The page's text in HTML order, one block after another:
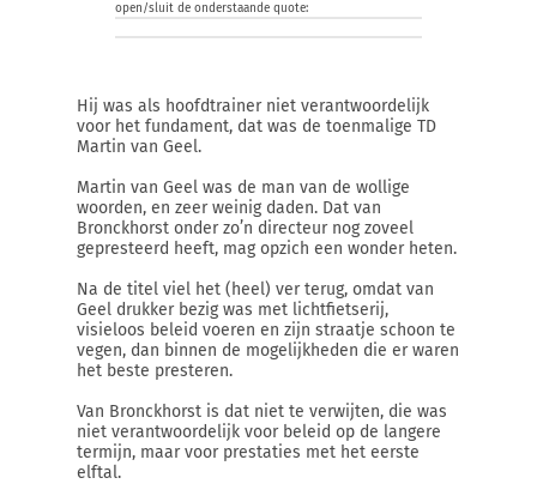
open/sluit de onderstaande quote:
Hij was als hoofdtrainer niet verantwoordelijk
voor het fundament, dat was de toenmalige TD
Martin van Geel.
Martin van Geel was de man van de wollige
woorden, en zeer weinig daden. Dat van
Bronckhorst onder zo’n directeur nog zoveel
gepresteerd heeft, mag opzich een wonder heten.
Na de titel viel het (heel) ver terug, omdat van
Geel drukker bezig was met lichtfietserij,
visieloos beleid voeren en zijn straatje schoon te
vegen, dan binnen de mogelijkheden die er waren
het beste presteren.
Van Bronckhorst is dat niet te verwijten, die was
niet verantwoordelijk voor beleid op de langere
termijn, maar voor prestaties met het eerste
elftal.